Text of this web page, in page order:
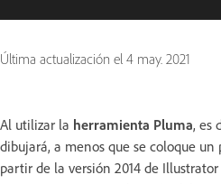
Última actualización el 4 may. 2021
Al utilizar la herramienta Pluma, es
dibujará, a menos que se coloque
partir de la versión 2014 de Illustrator